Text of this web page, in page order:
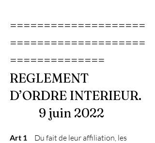
====================
====================
==============
REGLEMENT
D’ORDRE INTERIEUR.
9 juin 2022
Art 1 Du fait de leur affiliation, les